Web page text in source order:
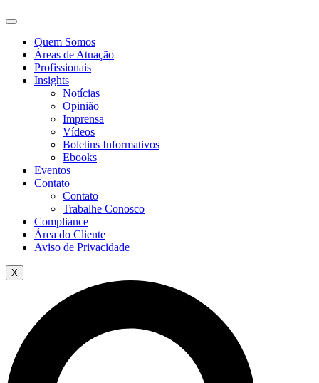
Quem Somos
Áreas de Atuação
Profissionais
Insights
Notícias
Opinião
Imprensa
Vídeos
Boletins Informativos
Ebooks
Eventos
Contato
Contato
Trabalhe Conosco
Compliance
Área do Cliente
Aviso de Privacidade
X